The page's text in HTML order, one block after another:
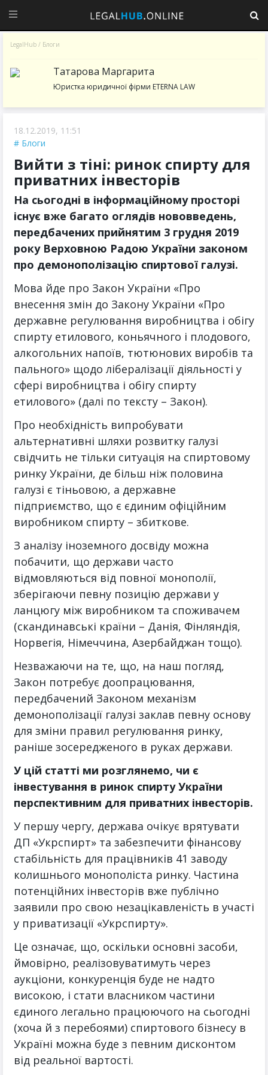
LegalHub / Блоги
Татарова Маргарита
Юристка юридичної фірми ETERNA LAW
18.12.2019, 11:51
Блоги
Вийти з тіні: ринок спирту для
приватних інвесторів
На сьогодні в інформаційному просторі
існує вже багато оглядів нововведень,
передбачених прийнятим 3 грудня 2019
року Верховною Радою України законом
про демонополізацію спиртової галузі.
Мова йде про Закон України «Про
внесення змін до Закону України «Про
державне регулювання виробництва і обігу
спирту етилового, коньячного і плодового,
алкогольних напоїв, тютюнових виробів та
пального» щодо лібералізації діяльності у
сфері виробництва і обігу спирту
етилового» (далі по тексту – Закон).
Про необхідність випробувати
альтернативні шляхи розвитку галузі
свідчить не тільки ситуація на спиртовому
ринку України, де більш ніж половина
галузі є тіньовою, а державне
підприємство, що є єдиним офіційним
виробником спирту – збиткове.
З аналізу іноземного досвіду можна
побачити, що держави часто
відмовляються від повної монополії,
зберігаючи певну позицію держави у
ланцюгу між виробником та споживачем
(скандинавські країни – Данія, Фінляндія,
Норвегія, Німеччина, Азербайджан тощо).
Незважаючи на те, що, на наш погляд,
Закон потребує доопрацювання,
передбачений Законом механізм
демонополізації галузі заклав певну основу
для зміни правил регулювання ринку,
раніше зосередженого в руках держави.
У цій статті ми розглянемо, чи є
інвестування в ринок спирту України
перспективним для приватних інвесторів.
У першу чергу, держава очікує врятувати
ДП «Укрспирт» та забезпечити фінансову
стабільність для працівників 41 заводу
колишнього монополіста ринку. Частина
потенційних інвесторів вже публічно
заявили про свою незацікавленість в участі
у приватизації «Укрспирту».
Це означає, що, оскільки основні засоби,
ймовірно, реалізовуватимуть через
аукціони, конкуренція буде не надто
високою, і стати власником частини
єдиного легально працюючого на сьогодні
(хоча й з перебоями) спиртового бізнесу в
Україні можна буде з певним дисконтом
від реальної вартості.